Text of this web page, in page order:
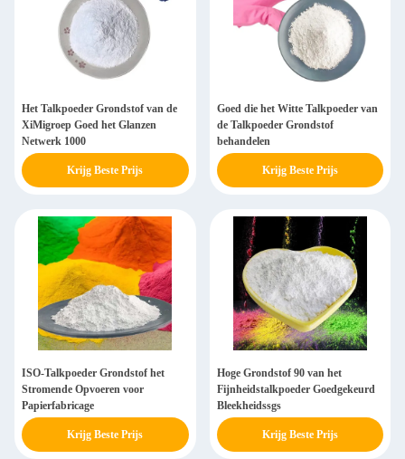
Het Talkpoeder Grondstof van de
XiMigroep Goed het Glanzen
Netwerk 1000
Krijg Beste Prijs
Goed die het Witte Talkpoeder van
de Talkpoeder Grondstof
behandelen
Krijg Beste Prijs
ISO-Talkpoeder Grondstof het
Stromende Opvoeren voor
Papierfabricage
Krijg Beste Prijs
Hoge Grondstof 90 van het
Fijnheidstalkpoeder Goedgekeurd
Bleekheidssgs
Krijg Beste Prijs